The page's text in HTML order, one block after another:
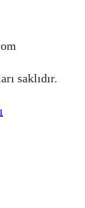
saklıdır.